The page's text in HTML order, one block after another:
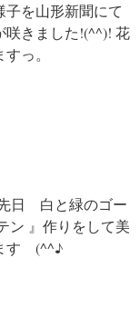
を山形新聞にて
咲きました!(^^)! 花
っ。
日 白と緑のゴー
ン 』作りをして美
す (^^♪